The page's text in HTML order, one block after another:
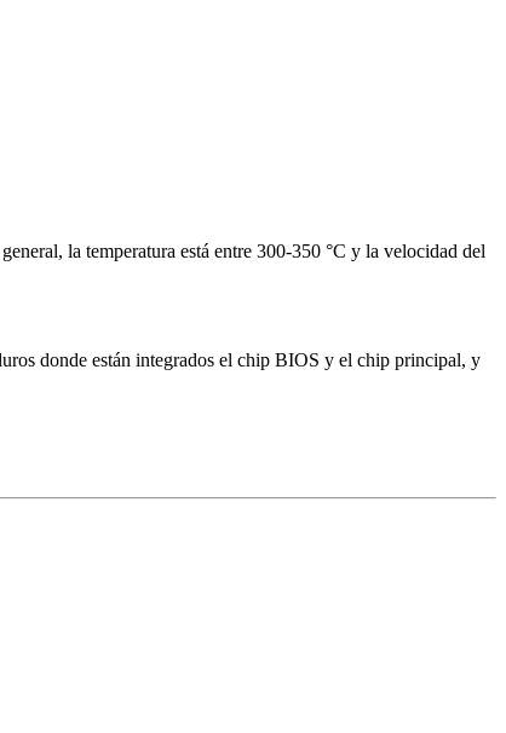
la temperatura está entre 300-350 °C y la velocidad del
donde están integrados el chip BIOS y el chip principal, y